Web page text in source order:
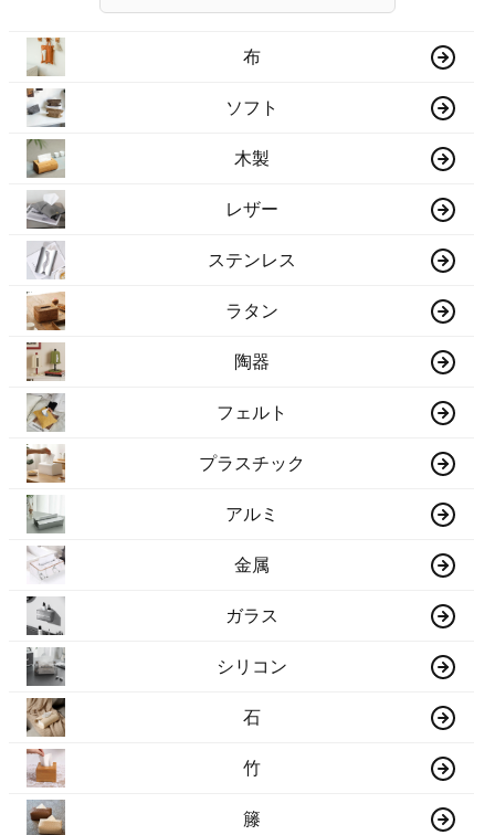
布
ソフト
木製
レザー
ステンレス
ラタン
陶器
フェルト
プラスチック
アルミ
金属
ガラス
シリコン
石
竹
籐